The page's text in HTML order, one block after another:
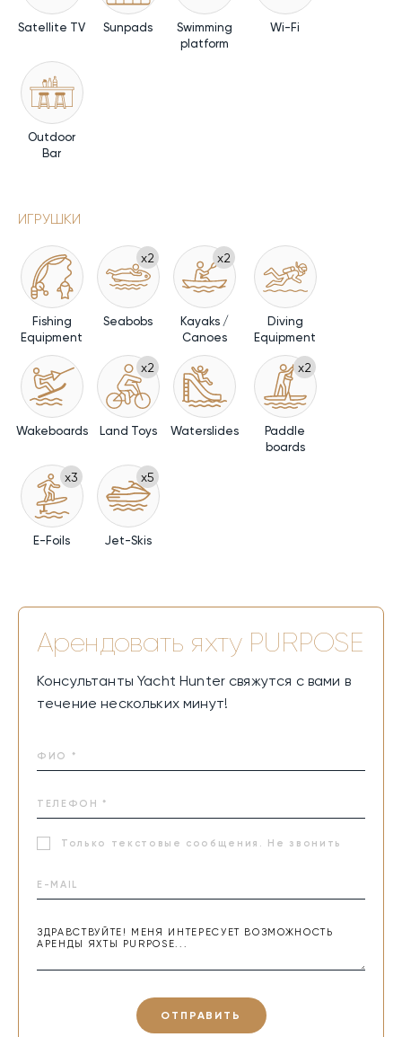
Satellite TV Sunpads
Swimming
platform
Wi-Fi
Outdoor
Bar
ИГРУШКИ
Fishing
Equipment
x2
Seabobs
x2
Kayaks /
Canoes
Diving
Equipment
Wakeboards
x2
Land Toys Waterslides
x2
Paddle
boards
x3
E-Foils
x5
Jet-Skis
Арендовать яхту PURPOSE
Консультанты Yacht Hunter свяжутся с вами в
течение нескольких минут!
Только текстовые сообщения. Не звонить
ОТПРАВИТЬ